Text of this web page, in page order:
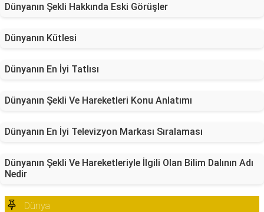
Dünyanın Şekli Hakkında Eski Görüşler
Dünyanın Kütlesi
Dünyanın En İyi Tatlısı
Dünyanın Şekli Ve Hareketleri Konu Anlatımı
Dünyanın En İyi Televizyon Markası Sıralaması
Dünyanın Şekli Ve Hareketleriyle İlgili Olan Bilim Dalının Adı
Nedir
Dünya